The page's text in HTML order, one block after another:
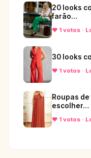
20 looks
farão…
♥ 1 votos ·
30 looks
♥ 1 votos ·
Roupas
escolher…
♥ 1 votos ·